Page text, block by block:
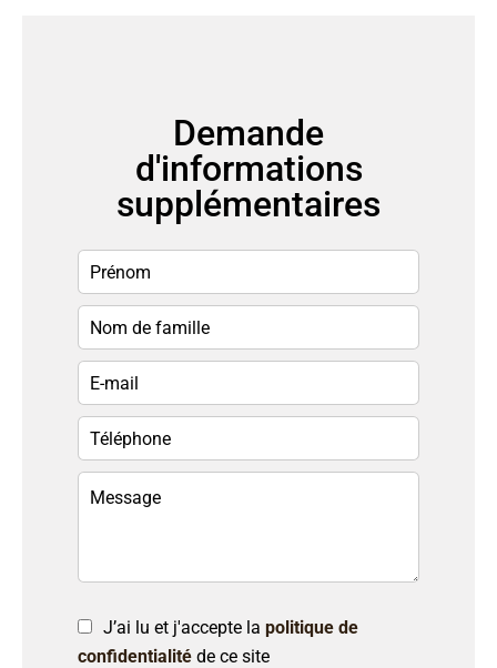
Demande
d'informations
supplémentaires
J’ai lu et j'accepte la politique de
confidentialité de ce site